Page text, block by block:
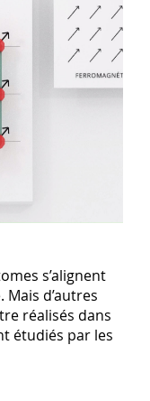
s’alignent
d’autres
réalisés dans
étudiés par les